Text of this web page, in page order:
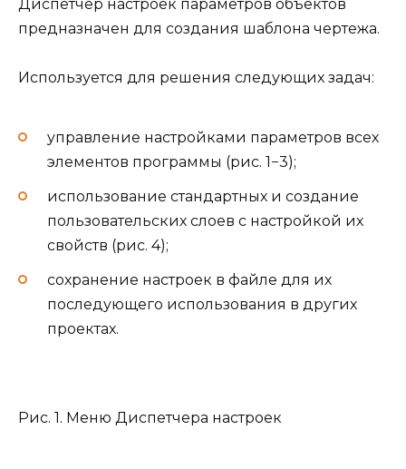
Диспетчер настроек параметров объектов
предназначен для создания шаблона чертежа.
Используется для решения следующих задач:
управление настройками параметров всех
элементов программы (рис. 1−3);
использование стандартных и создание
пользовательских слоев с настройкой их
свойств (рис. 4);
сохранение настроек в файле для их
последующего использования в других
проектах.
Рис. 1. Меню Диспетчера настроек